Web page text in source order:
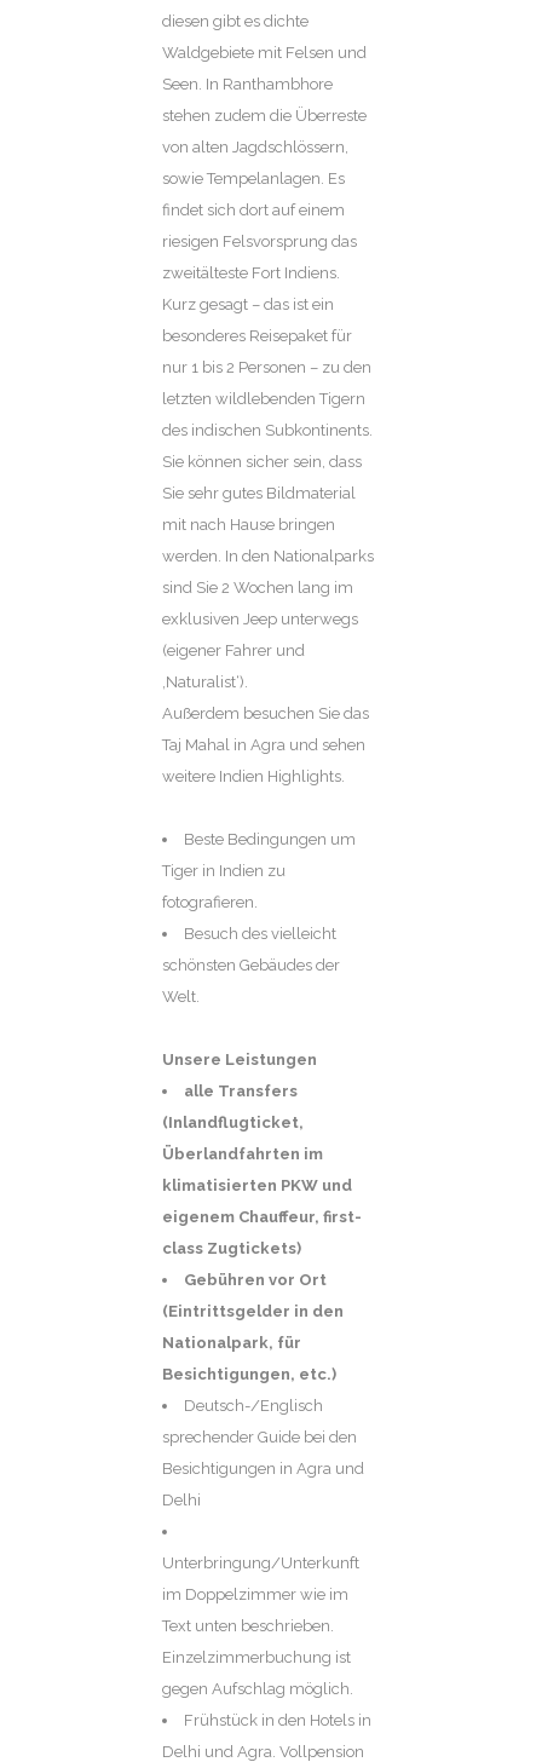
diesen gibt es dichte
Waldgebiete mit Felsen und
Seen. In Ranthambhore
stehen zudem die Überreste
von alten Jagdschlössern,
sowie Tempelanlagen. Es
findet sich dort auf einem
riesigen Felsvorsprung das
zweitälteste Fort Indiens.
Kurz gesagt – das ist ein
besonderes Reisepaket für
nur 1 bis 2 Personen – zu den
letzten wildlebenden Tigern
des indischen Subkontinents.
Sie können sicher sein, dass
Sie sehr gutes Bildmaterial
mit nach Hause bringen
werden. In den Nationalparks
sind Sie 2 Wochen lang im
exklusiven Jeep unterwegs
(eigener Fahrer und
‚Naturalist‘).
Außerdem besuchen Sie das
Taj Mahal in Agra und sehen
weitere Indien Highlights.
Beste Bedingungen um
Tiger in Indien zu
fotografieren.
Besuch des vielleicht
schönsten Gebäudes der
Welt.
Unsere Leistungen
alle Transfers
(Inlandflugticket,
Überlandfahrten im
klimatisierten PKW und
eigenem Chauffeur, first-
class Zugtickets)
Gebühren vor Ort
(Eintrittsgelder in den
Nationalpark, für
Besichtigungen, etc.)
Deutsch-/Englisch
sprechender Guide bei den
Besichtigungen in Agra und
Delhi
Unterbringung/Unterkunft
im Doppelzimmer wie im
Text unten beschrieben.
Einzelzimmerbuchung ist
gegen Aufschlag möglich.
Frühstück in den Hotels in
Delhi und Agra. Vollpension